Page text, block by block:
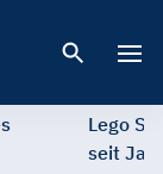
Lego
seit